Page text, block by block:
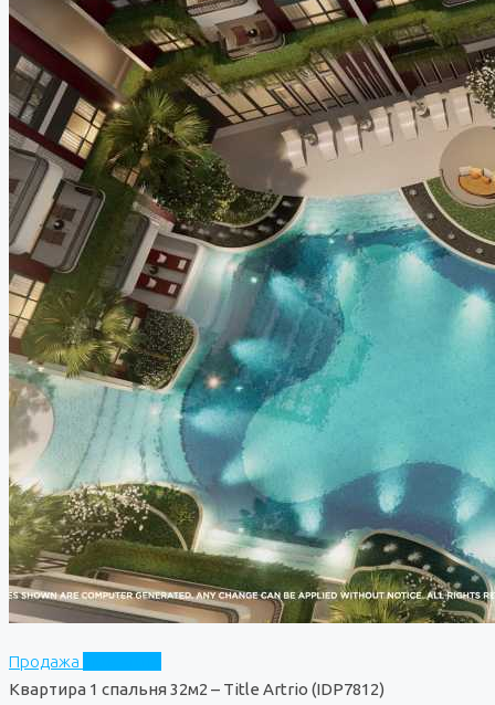
Продажа
Квартира 1 спальня 32м2 – Title Artrio (IDP7812)